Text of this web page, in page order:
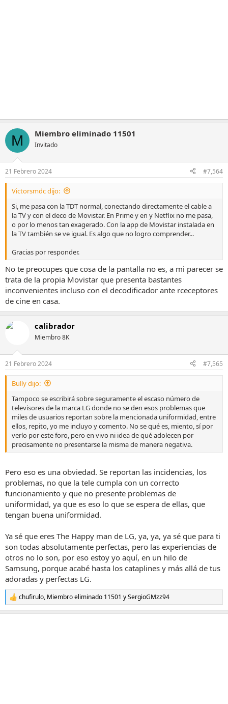
M Miembro eliminado 11501
Invitado
21 Febrero 2024 #7,564
Victorsmdc dijo:
Si, me pasa con la TDT normal, conectando directamente el cable a
la TV y con el deco de Movistar. En Prime y en y Netflix no me pasa,
o por lo menos tan exagerado. Con la app de Movistar instalada en
la TV también se ve igual. Es algo que no logro comprender...
Gracias por responder.
No te preocupes que cosa de la pantalla no es, a mi parecer se
trata de la propia Movistar que presenta bastantes
inconvenientes incluso con el decodificador ante rceceptores
de cine en casa.
calibrador
Miembro 8K
21 Febrero 2024 #7,565
Bully dijo:
Tampoco se escribirá sobre seguramente el escaso número de
televisores de la marca LG donde no se den esos problemas que
miles de usuarios reportan sobre la mencionada uniformidad, entre
ellos, repito, yo me incluyo y comento. No se qué es, miento, sí por
verlo por este foro, pero en vivo ni idea de qué adolecen por
precisamente no presentarse la misma de manera negativa.
Pero eso es una obviedad. Se reportan las incidencias, los
problemas, no que la tele cumpla con un correcto
funcionamiento y que no presente problemas de
uniformidad, ya que es eso lo que se espera de ellas, que
tengan buena uniformidad.
Ya sé que eres The Happy man de LG, ya, ya, ya sé que para ti
son todas absolutamente perfectas, pero las experiencias de
otros no lo son, por eso estoy yo aquí, en un hilo de
Samsung, porque acabé hasta los cataplines y más allá de tus
adoradas y perfectas LG.
R
e
a
chufirulo, Miembro eliminado 11501 ySergioGMzz94